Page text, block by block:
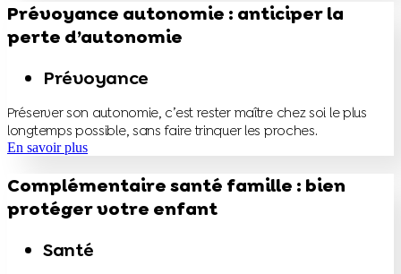
Prévoyance autonomie : anticiper la
perte d’autonomie
Prévoyance
Préserver son autonomie, c’est rester maître chez soi le plus
longtemps possible, sans faire trinquer les proches.
En savoir plus
Complémentaire santé famille : bien
protéger votre enfant
Santé